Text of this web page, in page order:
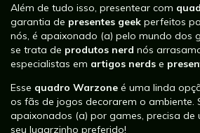
Além de tudo isso, presentear com
garantia de presentes geek perfeitos
nós, é apaixonado (a) pelo mundo dos
se trata de produtos nerd nós
especialistas em artigos nerds e
Esse quadro Warzone é uma linda
os fãs de jogos decorarem o ambiente.
apaixonados (a) por games, precisa de
seu lugarzinho preferido!